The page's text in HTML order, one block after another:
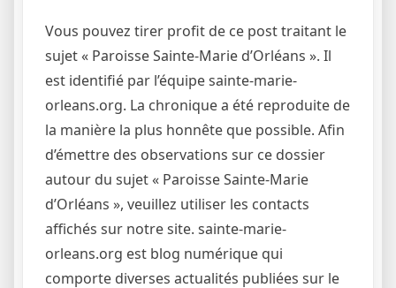
Vous pouvez tirer profit de ce post traitant le
sujet « Paroisse Sainte-Marie d’Orléans ». Il
est identifié par l’équipe sainte-marie-
orleans.org. La chronique a été reproduite de
la manière la plus honnête que possible. Afin
d’émettre des observations sur ce dossier
autour du sujet « Paroisse Sainte-Marie
d’Orléans », veuillez utiliser les contacts
affichés sur notre site. sainte-marie-
orleans.org est blog numérique qui
comporte diverses actualités publiées sur le